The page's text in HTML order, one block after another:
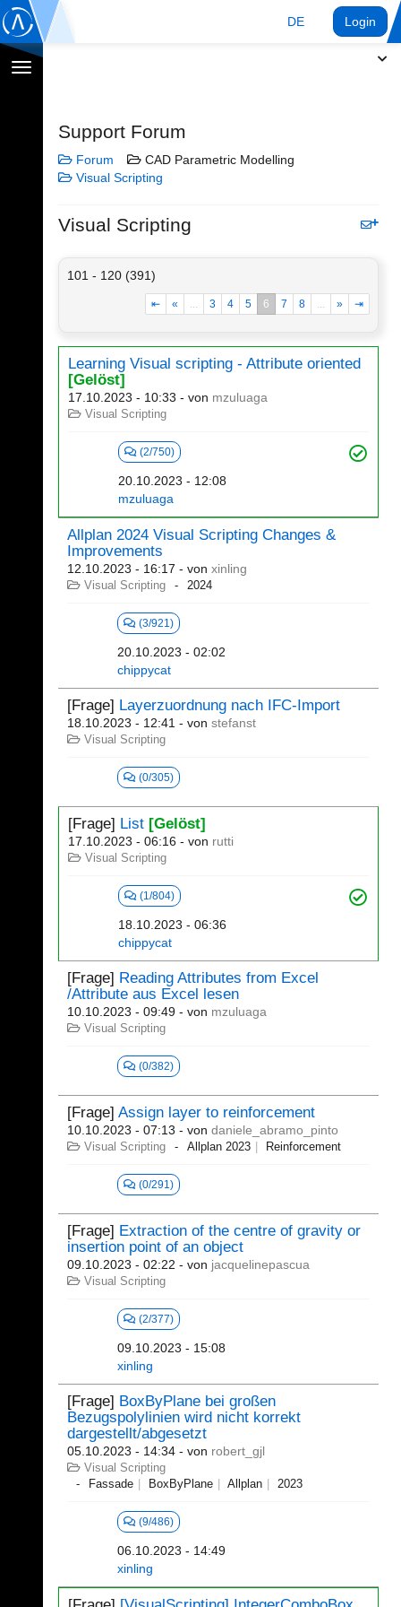
DE Login
Navigation
Support Forum
Forum
CAD Parametric Modelling
Visual Scripting
Visual Scripting
101 - 120 (391)
⇤ « ... 3 4 5 6 7 8 ... » ⇥
Learning Visual scripting - Attribute oriented
[Gelöst]
17.10.2023 - 10:33 - von mzuluaga
Visual Scripting
(2/750)
20.10.2023 - 12:08
mzuluaga
Allplan 2024 Visual Scripting Changes &
Improvements
12.10.2023 - 16:17 - von xinling
Visual Scripting 2024
(3/921)
20.10.2023 - 02:02
chippycat
[Frage] Layerzuordnung nach IFC-Import
18.10.2023 - 12:41 - von stefanst
Visual Scripting
(0/305)
[Frage] List [Gelöst]
17.10.2023 - 06:16 - von rutti
Visual Scripting
(1/804)
18.10.2023 - 06:36
chippycat
[Frage] Reading Attributes from Excel
/Attribute aus Excel lesen
10.10.2023 - 09:49 - von mzuluaga
Visual Scripting
(0/382)
[Frage] Assign layer to reinforcement
10.10.2023 - 07:13 - von daniele_abramo_pinto
Visual Scripting Allplan 2023 Reinforcement
(0/291)
[Frage] Extraction of the centre of gravity or
insertion point of an object
09.10.2023 - 02:22 - von jacquelinepascua
Visual Scripting
(2/377)
09.10.2023 - 15:08
xinling
[Frage] BoxByPlane bei großen
Bezugspolylinien wird nicht korrekt
dargestellt/abgesetzt
05.10.2023 - 14:34 - von robert_gjl
Visual Scripting
Fassade
BoxByPlane Allplan 2023
(9/486)
06.10.2023 - 14:49
xinling